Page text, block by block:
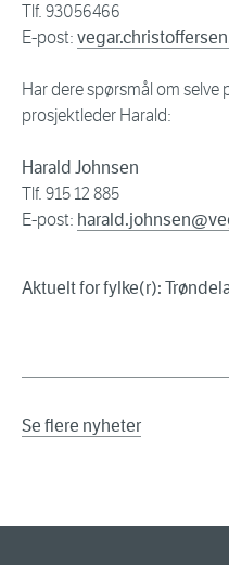
Tlf. 93056466
E-post:
Har dere spørsmål om selve
prosjektleder Harald:
Harald Johnsen
Tlf. 915 12 885
E-post:
Aktuelt for fylke(r):
Se flere nyheter